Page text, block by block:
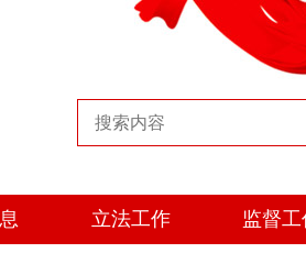
立法工作 监督工